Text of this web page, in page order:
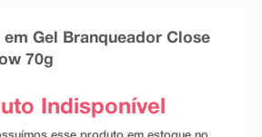
Gel Branqueador Close
70g